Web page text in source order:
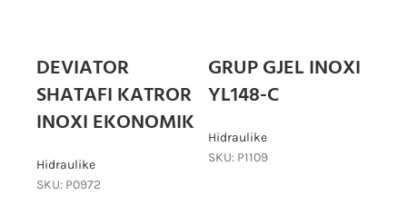
DEVIATOR
SHATAFI KATROR
INOXI EKONOMIK
Hidraulike
SKU: P0972
GRUP GJEL INOXI
YL148-C
Hidraulike
SKU: P1109